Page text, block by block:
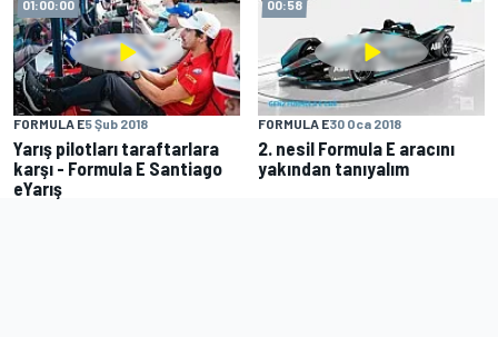
01:00:00
FORMULA E5 Şub 2018
Yarış pilotları taraftarlara
karşı - Formula E Santiago
eYarış
00:58
FORMULA E30 Oca 2018
2. nesil Formula E aracını
yakından tanıyalım